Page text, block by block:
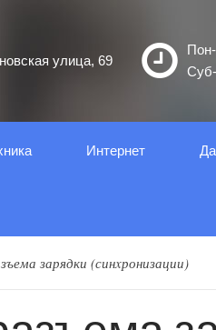
улица, 69
Интернет
зарядки (синxронизации)